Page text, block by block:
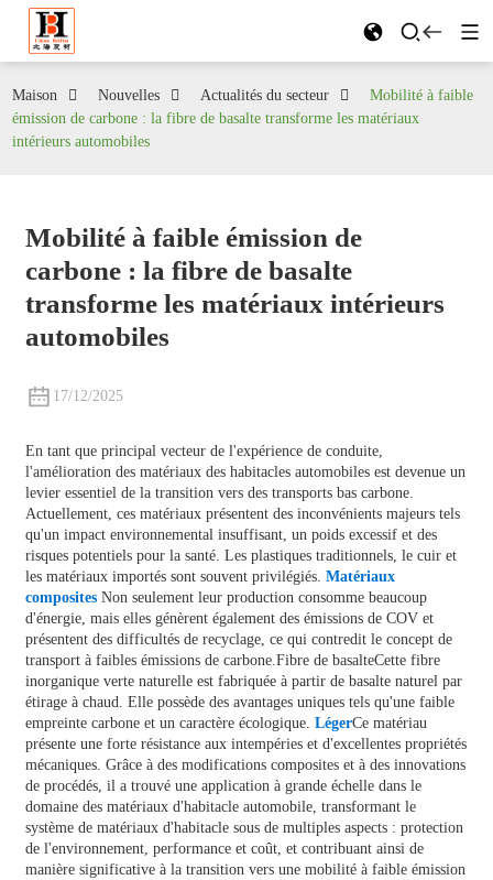
Maison Nouvelles Actualités du secteur
Mobilité à faible
émission de carbone : la fibre de basalte transforme les matériaux
intérieurs automobiles
Mobilité à faible émission de
carbone : la fibre de basalte
transforme les matériaux intérieurs
automobiles
17/12/2025
En tant que principal vecteur de l'expérience de conduite,
l'amélioration des matériaux des habitacles automobiles est devenue un
levier essentiel de la transition vers des transports bas carbone.
Actuellement, ces matériaux présentent des inconvénients majeurs tels
qu'un impact environnemental insuffisant, un poids excessif et des
risques potentiels pour la santé. Les plastiques traditionnels, le cuir et
les matériaux importés sont souvent privilégiés. Matériaux
compositesNon seulement leur production consomme beaucoup
d'énergie, mais elles génèrent également des émissions de COV et
présentent des difficultés de recyclage, ce qui contredit le concept de
transport à faibles émissions de carbone. Fibre de basalteCette fibre
inorganique verte naturelle est fabriquée à partir de basalte naturel par
étirage à chaud. Elle possède des avantages uniques tels qu'une faible
empreinte carbone et un caractère écologique. LégerCe matériau
présente une forte résistance aux intempéries et d'excellentes propriétés
mécaniques. Grâce à des modifications composites et à des innovations
de procédés, il a trouvé une application à grande échelle dans le
domaine des matériaux d'habitacle automobile, transformant le
système de matériaux d'habitacle sous de multiples aspects : protection
de l'environnement, performance et coût, et contribuant ainsi de
manière significative à la transition vers une mobilité à faible émission